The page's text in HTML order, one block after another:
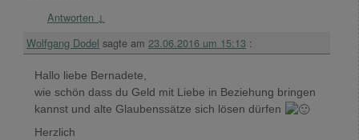
Antworten ↓
Wolfgang Dodel sagte am 23.06.2016 um 15:13 :
Hallo liebe Bernadete,
wie schön dass du Geld mit Liebe in Beziehung bringen
kannst und alte Glaubenssätze sich lösen dürfen
Herzlich